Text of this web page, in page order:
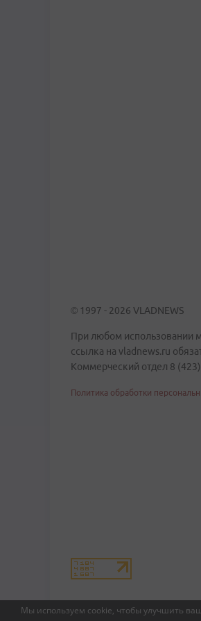
Мы используем cookie, чтобы улучшить
© 1997 - 2026 VLADNEWS
При любом использовании
ссылка на vladnews.ru
Коммерческий отдел 8
Политика обработки